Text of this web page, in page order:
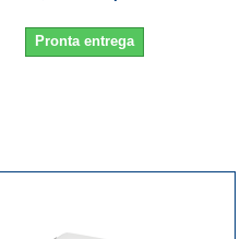
Pronta entrega